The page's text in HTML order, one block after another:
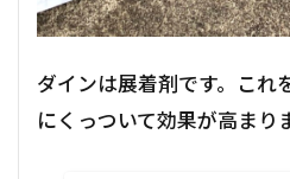
ダインは展着剤です。これ
にくっついて効果が高まり